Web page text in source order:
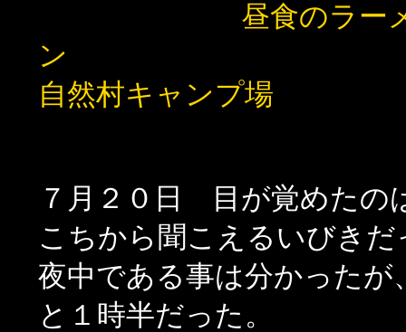
昼食のラー
ン
自然村キャンプ場
７月２０日 目が覚めたの
こちから聞こえるいびき
夜中である事は分かった
と１時半だった。